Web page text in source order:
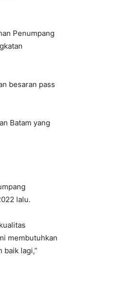
Penumpang
besaran pass
Batam yang
lalu.
membutuhkan
baik lagi,”